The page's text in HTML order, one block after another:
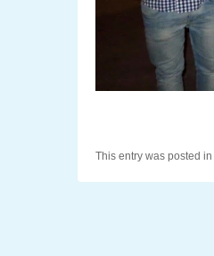
This entry was posted in